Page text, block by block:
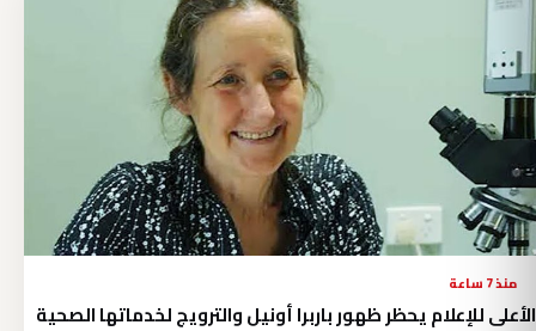
منذ 7 ساعة
الأعلى للإعلام يحظر ظهور باربرا أونيل والترويج لخدماتها الصحية